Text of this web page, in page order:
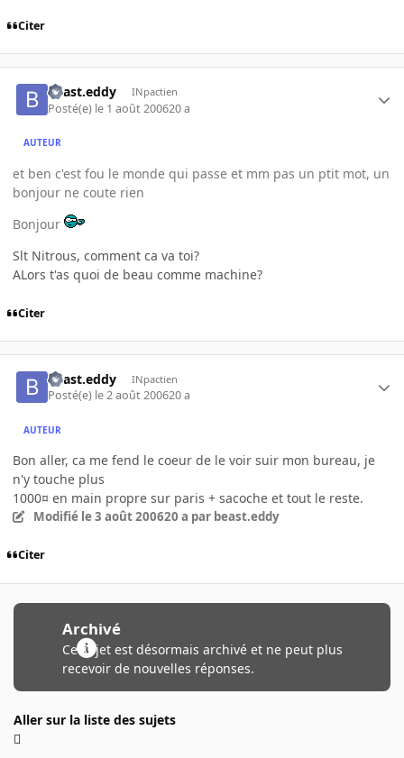
Citer
beast.eddy INpactien
Posté(e) le 1 août 200620 a
AUTEUR
et ben c'est fou le monde qui passe et mm pas un ptit mot, un
bonjour ne coute rien
Bonjour
Slt Nitrous, comment ca va toi?
ALors t'as quoi de beau comme machine?
Citer
beast.eddy INpactien
Posté(e) le 2 août 200620 a
AUTEUR
Bon aller, ca me fend le coeur de le voir suir mon bureau, je
n'y touche plus
1000¤ en main propre sur paris + sacoche et tout le reste.
Modifié le 3 août 200620 a par beast.eddy
Citer
Archivé
Ce sujet est désormais archivé et ne peut plus
recevoir de nouvelles réponses.
Aller sur la liste des sujets